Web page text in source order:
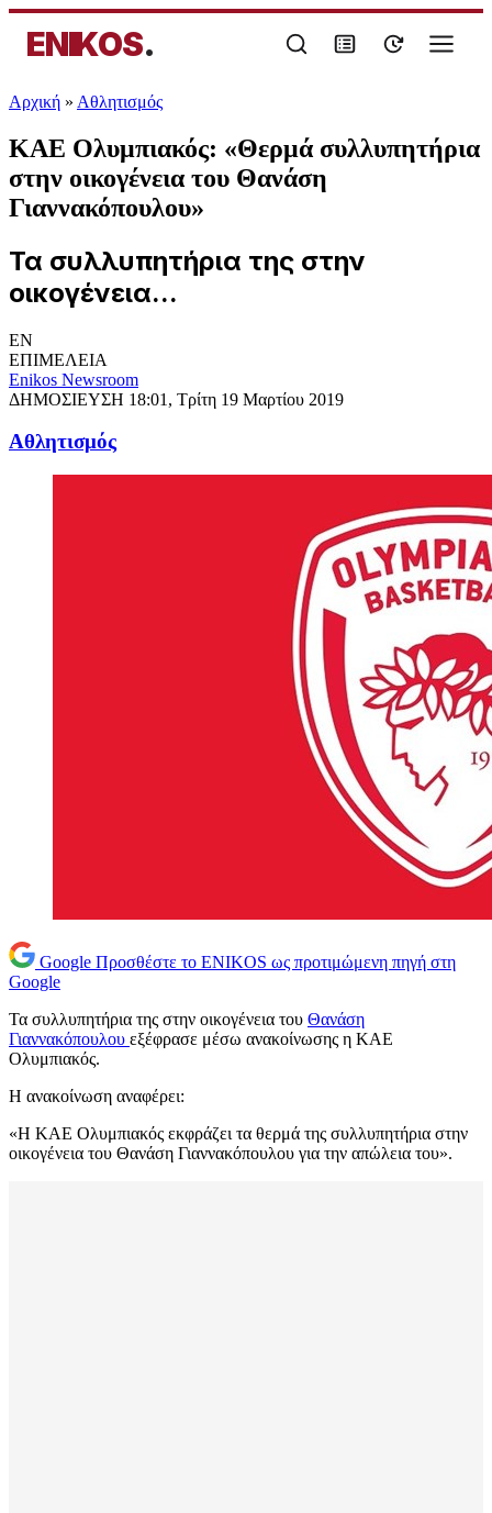
ENIKOS.
Αρχική » Αθλητισμός
ΚΑΕ Ολυμπιακός: «Θερμά συλλυπητήρια
στην οικογένεια του Θανάση
Γιαννακόπουλου»
Τα συλλυπητήρια της στην
οικογένεια...
EN
ΕΠΙΜΕΛΕΙΑ
Enikos Newsroom
ΔΗΜΟΣΙΕΥΣΗ 18:01, Τρίτη 19 Μαρτίου 2019
Αθλητισμός
Google Προσθέστε το ENIKOS ως προτιμώμενη πηγή στη
Google
Τα συλλυπητήρια της στην οικογένεια του Θανάση
Γιαννακόπουλου εξέφρασε μέσω ανακοίνωσης η ΚΑΕ
Ολυμπιακός.
Η ανακοίνωση αναφέρει:
«Η ΚΑΕ Ολυμπιακός εκφράζει τα θερμά της συλλυπητήρια στην
οικογένεια του Θανάση Γιαννακόπουλου για την απώλεια του».